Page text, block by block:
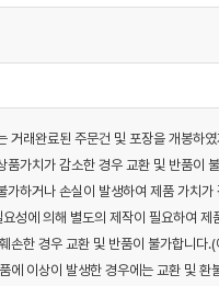
거래완료된 주문건 및 포장을 개봉하
품가치가 감소한 경우 교환 및 반품이
하거나 손실이 발생하여 제품 가치
성에 의해 별도의 제작이 필요하여
손한 경우 교환 및 반품이 불가합니다
에 이상이 발생한 경우에는 교환 및 환